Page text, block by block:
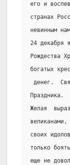
его и
странах
невинным
24 декабря
Рождества
богатых
денег.
Праздника.
Желая
своих
только
еще не